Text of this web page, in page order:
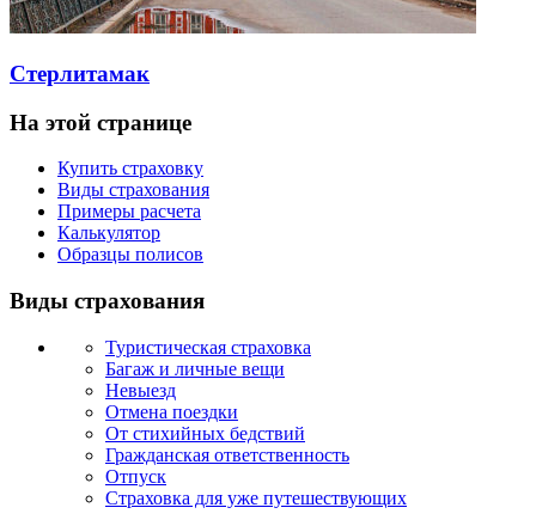
Стерлитамак
На этой странице
Купить страховку
Виды страхования
Примеры расчета
Калькулятор
Образцы полисов
Виды страхования
Туристическая страховка
Багаж и личные вещи
Невыезд
Отмена поездки
От стихийных бедствий
Гражданская ответственность
Отпуск
Страховка для уже путешествующих